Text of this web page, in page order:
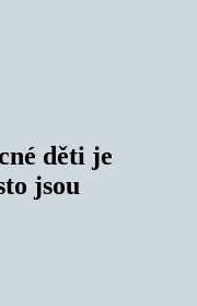
děti je
jsou